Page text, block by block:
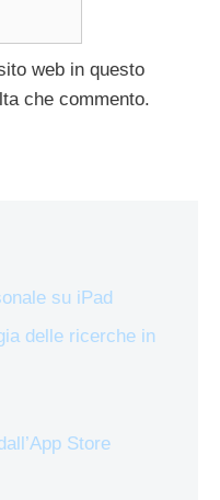
web in questo
che commento.
su iPad
delle ricerche in
Store